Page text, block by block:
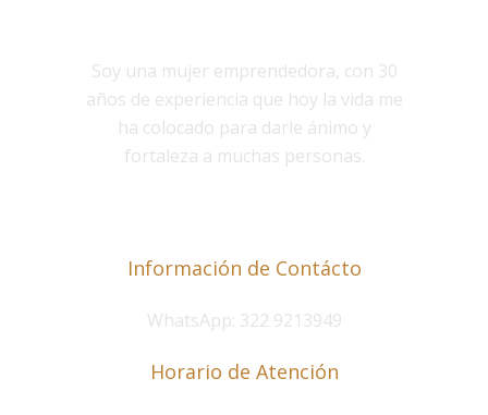
Soy una mujer emprendedora, con 30
años de experiencia que hoy la vida me
ha colocado para darle ánimo y
fortaleza a muchas personas.
Información de Contácto
WhatsApp: 322 9213949
Horario de Atención